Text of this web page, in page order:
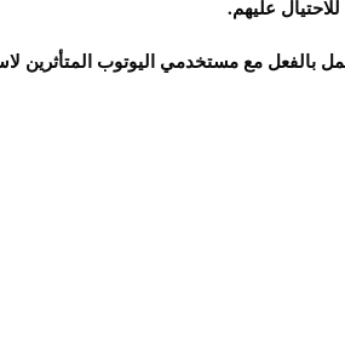
عليهم.
بالفعل مع مستخدمي اليوتوب المتأثرين